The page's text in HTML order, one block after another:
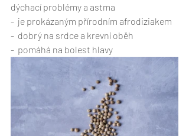
dýchací problémy a astma
-  je prokázaným přírodním afrodiziakem
-  dobrý na srdce a krevní oběh
-  pomáhá na bolest hlavy